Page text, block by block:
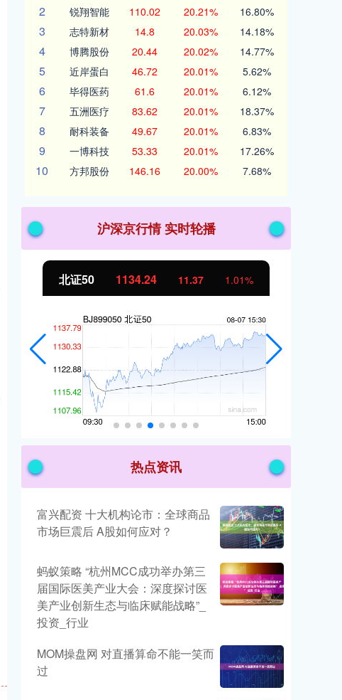
2 锐翔智能 110.02 20.21% 16.80%
3 志特新材 14.8 20.03% 14.18%
4 博腾股份 20.44 20.02% 14.77%
5 近岸蛋白 46.72 20.01% 5.62%
6 毕得医药 61.6 20.01% 6.12%
7 五洲医疗 83.62 20.01% 18.37%
8 耐科装备 49.67 20.01% 6.83%
9 一博科技 53.33 20.01% 17.26%
10 方邦股份 146.16 20.00% 7.68%
沪深京行情 实时轮播
北证50 1134.24 11.37 1.01%
热点资讯
富兴配资 十大机构论市：全球商品
市场巨震后 A股如何应对？
蚂蚁策略 “杭州MCC成功举办第三
届国际医美产业大会：深度探讨医
美产业创新生态与临床赋能战略”_
投资_行业
MOM操盘网 对直播算命不能一笑而
过